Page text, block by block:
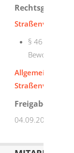
Rechtsgrundlage
§ 46
Allgemeine
Freigabevermerk
04.09.2025